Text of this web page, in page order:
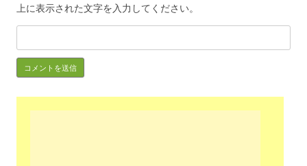
上に表示された文字を入力してください。